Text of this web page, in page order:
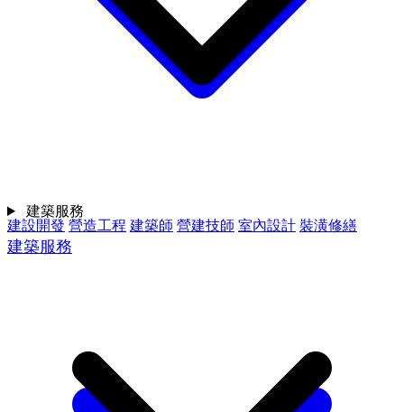
建設開發 營造工程 建築師 營建技師 室內設計 裝潢修繕
建築服務
建築服務